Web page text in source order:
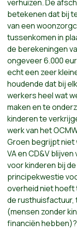
verhuizen. De
betekenen dat bij
van een
tussenkomen in
de berekeningen
ongeveer 6.000
echt een zeer
houdende dat bij
werkers heel wat
maken en te
kinderen te
werk van het
Groen begrijpt niet
VA en CD&V
voor kinderen bij
principekwestie
overheid niet hoeft
de rusthuisfactuur,
(mensen zonder
financiën hebben)?